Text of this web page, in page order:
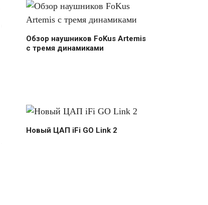
Обзор наушников FoKus Artemis
с тремя динамиками
Новый ЦАП iFi GO Link 2